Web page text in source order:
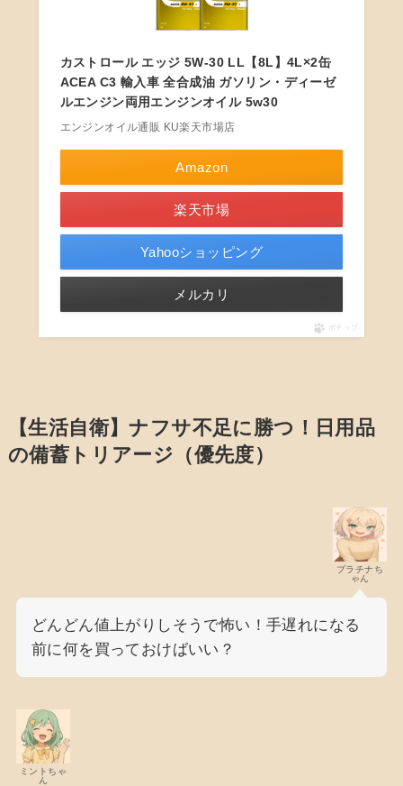
カストロール エッジ 5W-30 LL【8L】4L×2缶
ACEA C3 輸入車 全合成油 ガソリン・ディーゼ
ルエンジン両用エンジンオイル 5w30
エンジンオイル通販 KU楽天市場店
Amazon
楽天市場
Yahooショッピング
メルカリ
ポチップ
【生活自衛】ナフサ不足に勝つ！日用品
の備蓄トリアージ（優先度）
プラチナち
ゃん
どんどん値上がりしそうで怖い！手遅れになる
前に何を買っておけばいい？
ミントちゃ
ん